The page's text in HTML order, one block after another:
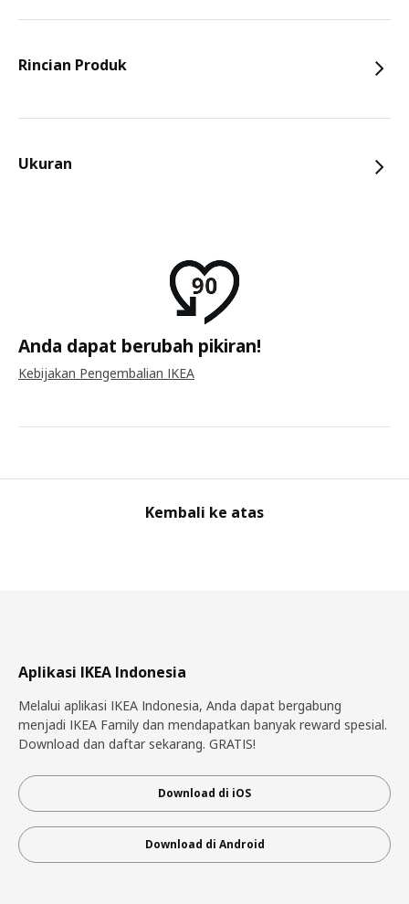
Rincian Produk
Ukuran
Anda dapat berubah pikiran!
Kebijakan Pengembalian IKEA
Kembali ke atas
Aplikasi IKEA Indonesia
Melalui aplikasi IKEA Indonesia, Anda dapat bergabung
menjadi IKEA Family dan mendapatkan banyak reward spesial.
Download dan daftar sekarang. GRATIS!
Download di iOS
Download di Android